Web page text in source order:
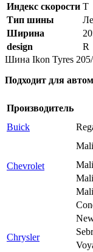
Индекс скорости T
Тип шины
Ширина
design
R
Шина Ikon Tyres
Подходит для
Производитель
Buick
Chevrolet
Chrysler